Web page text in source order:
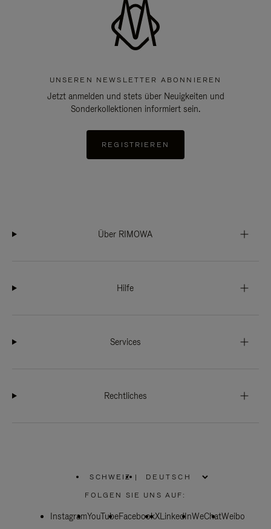
UNSEREN NEWSLETTER ABONNIEREN
Jetzt anmelden und stets über Neuigkeiten und
Sonderkollektionen informiert sein.
REGISTRIEREN
Über RIMOWA
Hilfe
Services
Rechtliches
SCHWEIZ
WÄHLEN
SIE
REGION
|
FOLGEN SIE UNS AUF:
InstagramYouTubeFacebookXLinkedInWeChatWeibo